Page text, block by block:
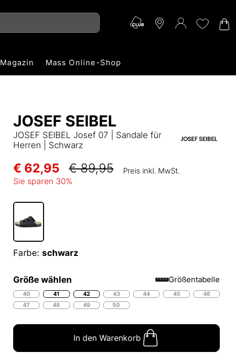
Magazin Mass Online-Shop
JOSEF SEIBEL
JOSEF SEIBEL Josef 07 | Sandale für
Herren | Schwarz
€ 62,95 € 89,95 Preis inkl. MwSt.
Sie sparen 30%
Farbe: schwarz
Größe wählen Größentabelle
40 41 42 43 44 45
46
47
48 49 50
In den Warenkorb